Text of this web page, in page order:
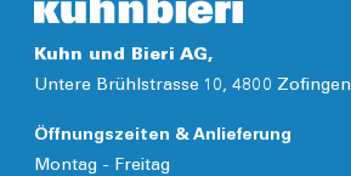
Kuhn und Bieri AG,
Untere Brühlstrasse 10, 4800 Zofingen
Öffnungszeiten & Anlieferung
Montag - Freitag